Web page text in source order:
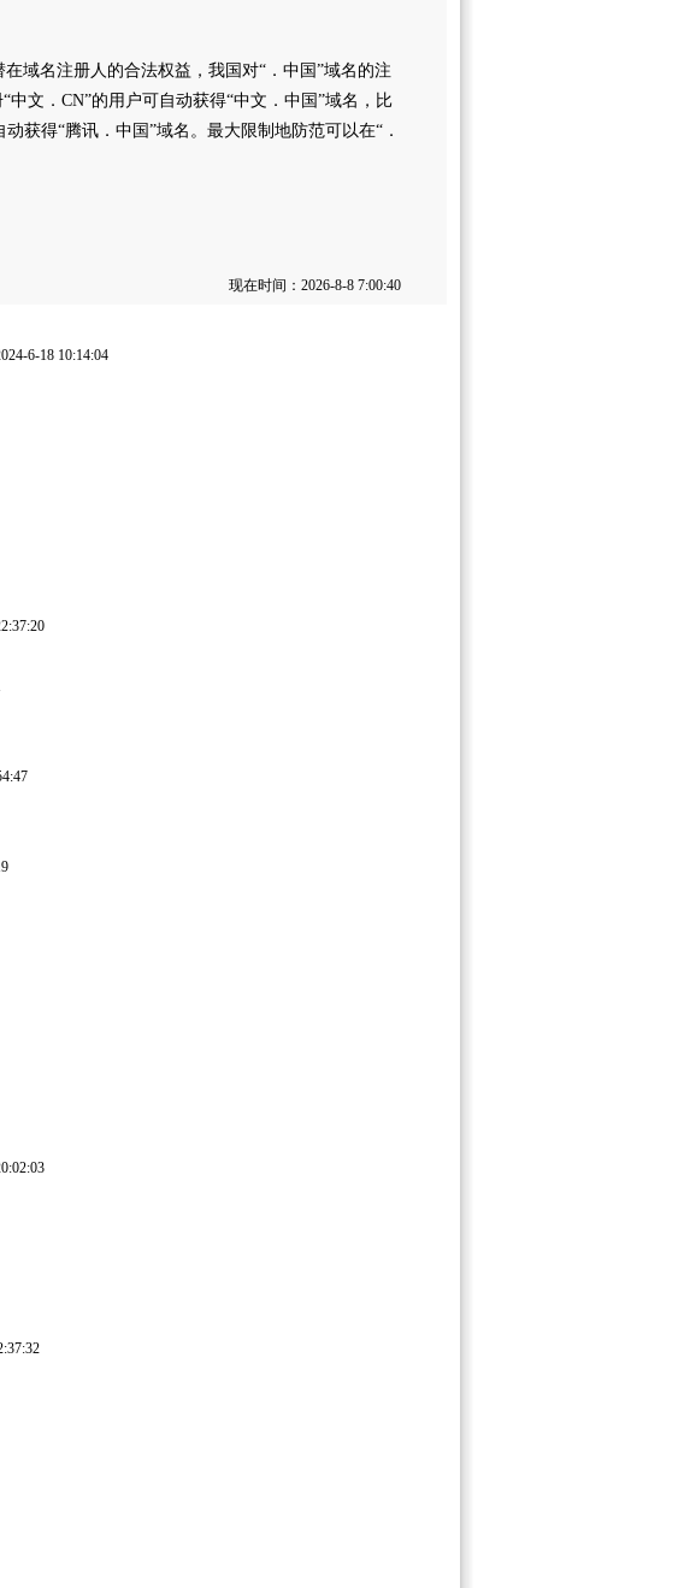
名注册人的合法权益，我国对“．中国”域名的注
文．CN”的用户可自动获得“中文．中国”域名，比
获得“腾讯．中国”域名。最大限制地防范可以在“．
现在时间：2026-8-8 7:00:40
6-18 10:14:04